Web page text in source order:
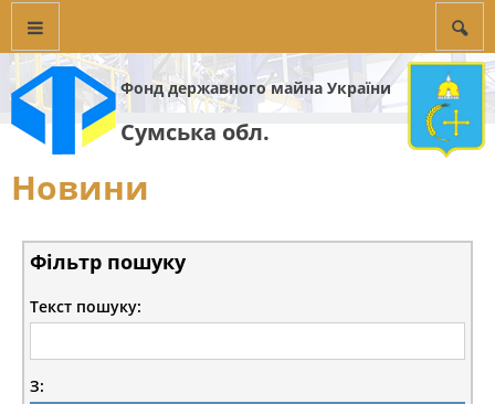
Фонд державного майна України
Сумська обл.
Новини
Фільтр пошуку
Текст пошуку:
З: